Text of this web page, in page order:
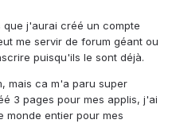
j'aurai créé un compte
me servir de forum géant ou
puisqu'ils le sont déjà.
mais ca m'a paru super
3 pages pour mes applis, j'ai
monde entier pour mes